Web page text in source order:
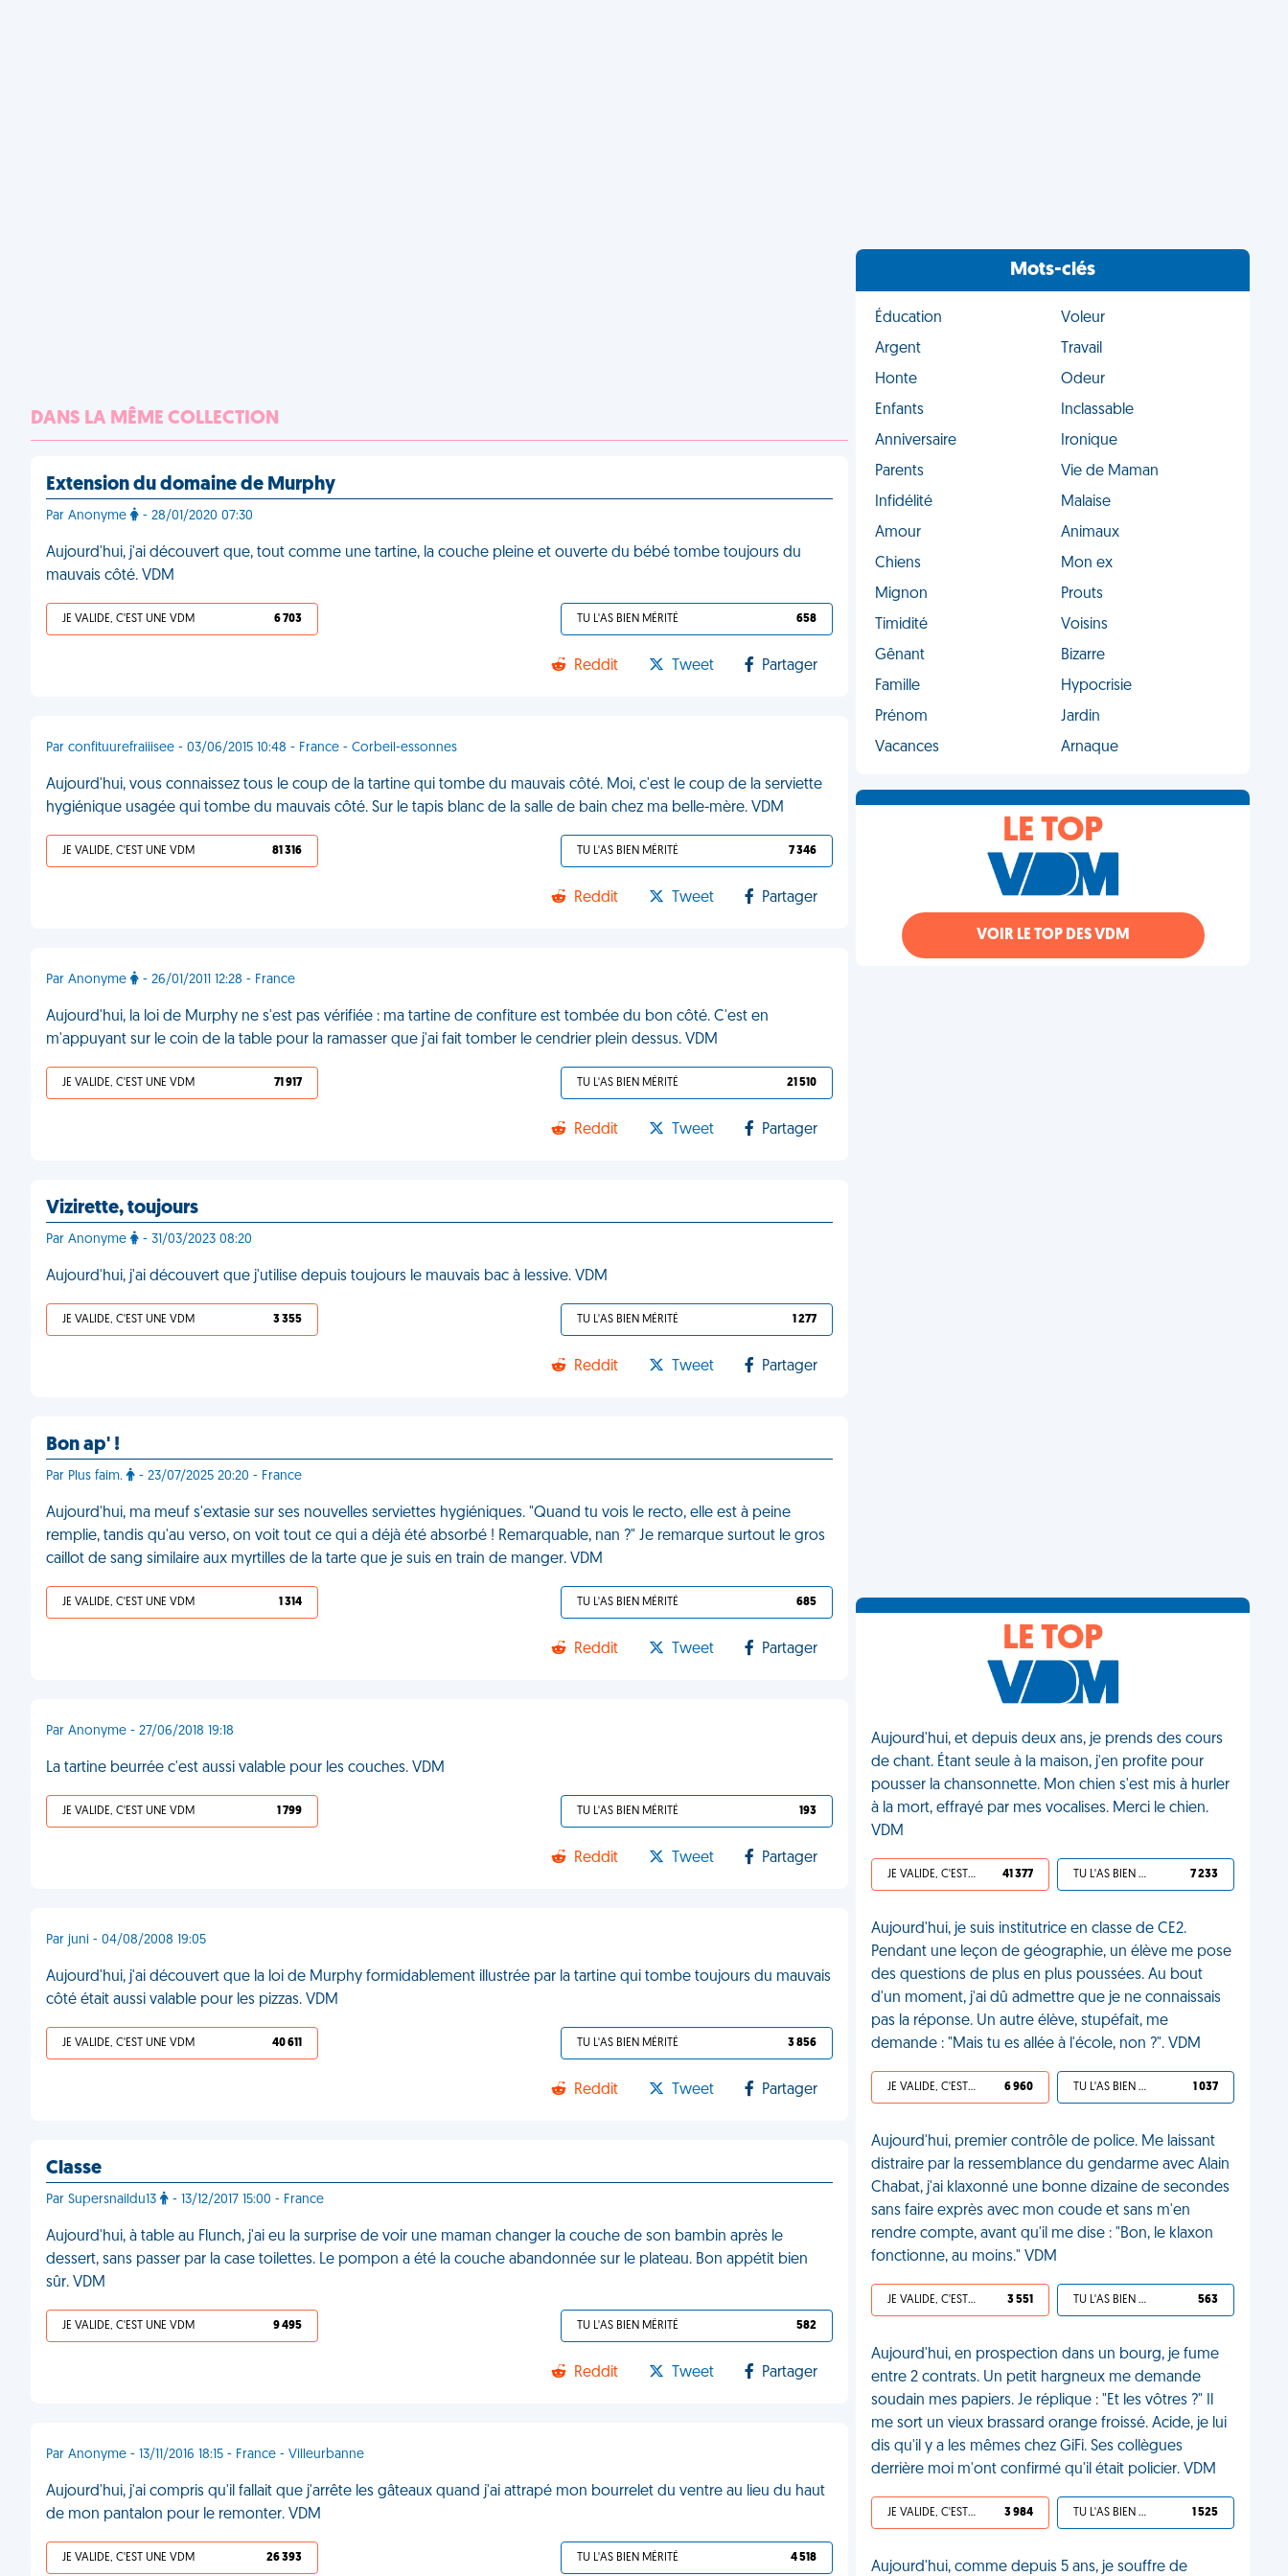
DANS LA MÊME COLLECTION
Extension du domaine de Murphy
Par Anonyme - 28/01/2020 07:30
Aujourd'hui, j'ai découvert que, tout comme une tartine, la couche pleine et ouverte du bébé tombe toujours du
mauvais côté. VDM
JE VALIDE, C'EST UNE VDM 6 703 TU L'AS BIEN MÉRITÉ 658
Reddit Tweet Partager
Par confituurefraiiisee - 03/06/2015 10:48 - France - Corbeil-essonnes
Aujourd'hui, vous connaissez tous le coup de la tartine qui tombe du mauvais côté. Moi, c'est le coup de la serviette
hygiénique usagée qui tombe du mauvais côté. Sur le tapis blanc de la salle de bain chez ma belle-mère. VDM
JE VALIDE, C'EST UNE VDM 81 316 TU L'AS BIEN MÉRITÉ 7 346
Reddit Tweet Partager
Par Anonyme - 26/01/2011 12:28 - France
Aujourd'hui, la loi de Murphy ne s'est pas vérifiée : ma tartine de confiture est tombée du bon côté. C'est en
m'appuyant sur le coin de la table pour la ramasser que j'ai fait tomber le cendrier plein dessus. VDM
JE VALIDE, C'EST UNE VDM 71 917 TU L'AS BIEN MÉRITÉ 21 510
Reddit Tweet Partager
Vizirette, toujours
Par Anonyme - 31/03/2023 08:20
Aujourd'hui, j'ai découvert que j'utilise depuis toujours le mauvais bac à lessive. VDM
JE VALIDE, C'EST UNE VDM 3 355 TU L'AS BIEN MÉRITÉ 1 277
Reddit Tweet Partager
Bon ap' !
Par Plus faim. - 23/07/2025 20:20 - France
Aujourd'hui, ma meuf s'extasie sur ses nouvelles serviettes hygiéniques. "Quand tu vois le recto, elle est à peine
remplie, tandis qu'au verso, on voit tout ce qui a déjà été absorbé ! Remarquable, nan ?" Je remarque surtout le gros
caillot de sang similaire aux myrtilles de la tarte que je suis en train de manger. VDM
JE VALIDE, C'EST UNE VDM 1 314 TU L'AS BIEN MÉRITÉ 685
Reddit Tweet Partager
Par Anonyme - 27/06/2018 19:18
La tartine beurrée c'est aussi valable pour les couches. VDM
JE VALIDE, C'EST UNE VDM 1 799 TU L'AS BIEN MÉRITÉ 193
Reddit Tweet Partager
Par juni - 04/08/2008 19:05
Aujourd'hui, j'ai découvert que la loi de Murphy formidablement illustrée par la tartine qui tombe toujours du mauvais
côté était aussi valable pour les pizzas. VDM
JE VALIDE, C'EST UNE VDM 40 611 TU L'AS BIEN MÉRITÉ 3 856
Reddit Tweet Partager
Classe
Par Supersnaildu13 - 13/12/2017 15:00 - France
Aujourd'hui, à table au Flunch, j'ai eu la surprise de voir une maman changer la couche de son bambin après le
dessert, sans passer par la case toilettes. Le pompon a été la couche abandonnée sur le plateau. Bon appétit bien
sûr. VDM
JE VALIDE, C'EST UNE VDM 9 495 TU L'AS BIEN MÉRITÉ 582
Reddit Tweet Partager
Par Anonyme - 13/11/2016 18:15 - France - Villeurbanne
Aujourd'hui, j'ai compris qu'il fallait que j'arrête les gâteaux quand j'ai attrapé mon bourrelet du ventre au lieu du haut
de mon pantalon pour le remonter. VDM
JE VALIDE, C'EST UNE VDM 26 393 TU L'AS BIEN MÉRITÉ 4 518
Mots-clés
Éducation
Voleur
Argent
Travail
Honte
Odeur
Enfants
Inclassable
Anniversaire
Ironique
Parents
Vie de Maman
Infidélité
Malaise
Amour
Animaux
Chiens
Mon ex
Mignon
Prouts
Timidité
Voisins
Gênant
Bizarre
Famille
Hypocrisie
Prénom
Jardin
Vacances
Arnaque
LE TOP
VOIR LE TOP DES VDM
LE TOP
Aujourd'hui, et depuis deux ans, je prends des cours
de chant. Étant seule à la maison, j'en profite pour
pousser la chansonnette. Mon chien s'est mis à hurler
à la mort, effrayé par mes vocalises. Merci le chien.
VDM
JE VALIDE, C'EST UNE VDM 41 377 TU L'AS BIEN MÉRITÉ 7 233
Aujourd'hui, je suis institutrice en classe de CE2.
Pendant une leçon de géographie, un élève me pose
des questions de plus en plus poussées. Au bout
d'un moment, j'ai dû admettre que je ne connaissais
pas la réponse. Un autre élève, stupéfait, me
demande : "Mais tu es allée à l'école, non ?". VDM
JE VALIDE, C'EST UNE VDM 6 960 TU L'AS BIEN MÉRITÉ 1 037
Aujourd'hui, premier contrôle de police. Me laissant
distraire par la ressemblance du gendarme avec Alain
Chabat, j'ai klaxonné une bonne dizaine de secondes
sans faire exprès avec mon coude et sans m'en
rendre compte, avant qu'il me dise : "Bon, le klaxon
fonctionne, au moins." VDM
JE VALIDE, C'EST UNE VDM 3 551 TU L'AS BIEN MÉRITÉ 563
Aujourd'hui, en prospection dans un bourg, je fume
entre 2 contrats. Un petit hargneux me demande
soudain mes papiers. Je réplique : "Et les vôtres ?" Il
me sort un vieux brassard orange froissé. Acide, je lui
dis qu'il y a les mêmes chez GiFi. Ses collègues
derrière moi m'ont confirmé qu'il était policier. VDM
JE VALIDE, C'EST UNE VDM 3 984 TU L'AS BIEN MÉRITÉ 1 525
Aujourd'hui, comme depuis 5 ans, je souffre de